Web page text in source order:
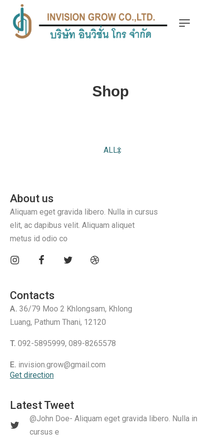
Shop
ALL
About us
Aliquam eget gravida libero. Nulla in cursus
elit, ac dapibus velit. Aliquam aliquet
metus id odio co
Contacts
A. 36/79 Moo 2 Khlongsam, Khlong
Luang, Pathum Thani, 12120
T. 092-5895999, 089-8265578
E. invision.grow@gmail.com
Get direction
Latest Tweet
@John Doe- Aliquam eget gravida libero. Nulla in
cursus e